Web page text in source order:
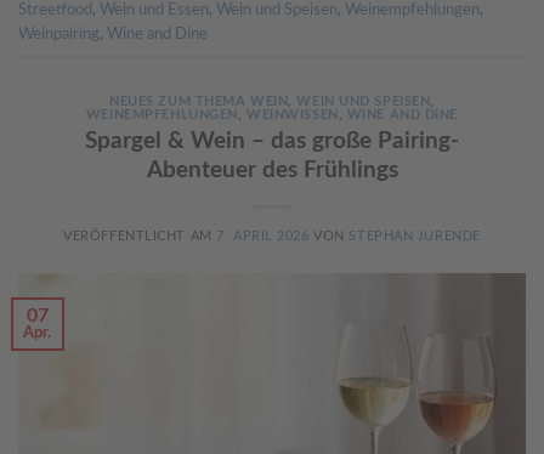
Streetfood , Wein und Essen, Wein und Speisen, Weinempfehlungen,
Weinpairing, Wine and Dine
NEUES ZUM THEMA WEIN ,WEIN UND SPEISEN
WEINEMPFEHLUNGEN
,WEINWISSEN WINE AND DINE
Spargel & Wein – das große Pairing-
Abenteuer des Frühlings
VERÖFFENTLICHT AM 7. APRIL 2026 VON STEPHAN JURENDE
07
Apr.